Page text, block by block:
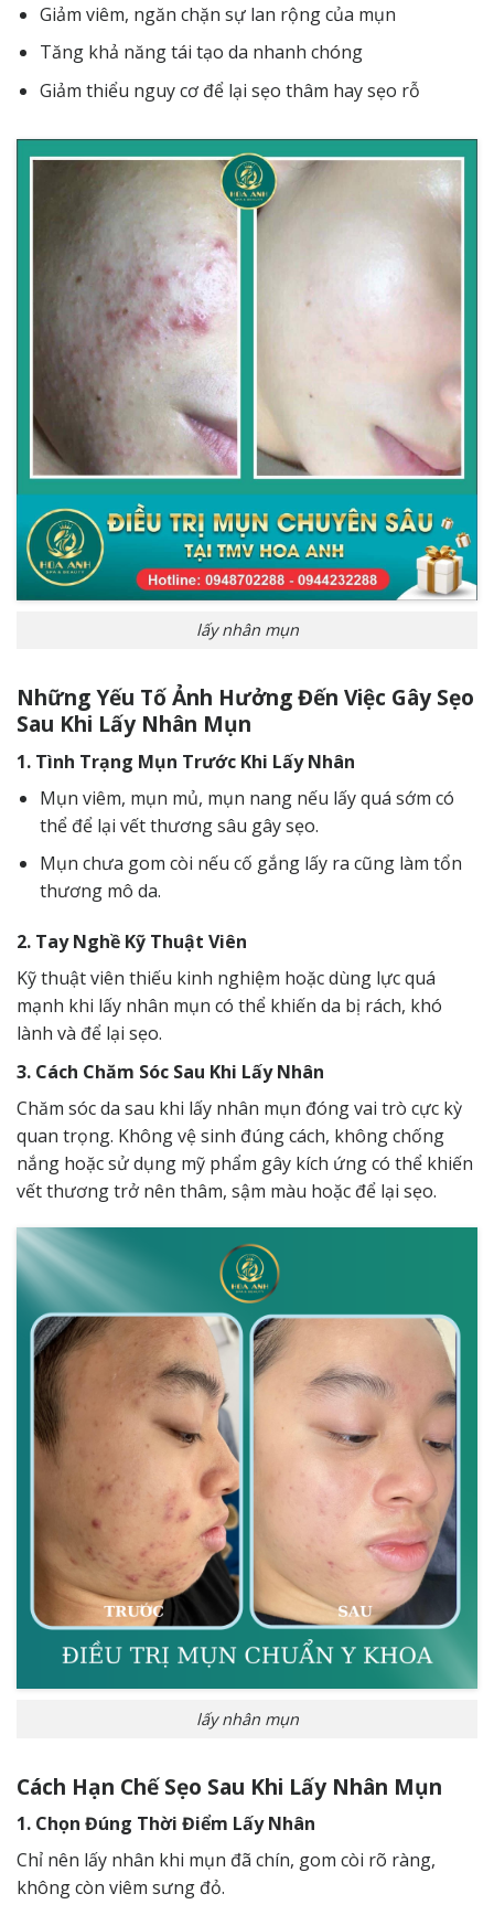
Giảm viêm, ngăn chặn sự lan rộng của mụn
Tăng khả năng tái tạo da nhanh chóng
Giảm thiểu nguy cơ để lại sẹo thâm hay sẹo rỗ
lấy nhân mụn
Những Yếu Tố Ảnh Hưởng Đến Việc Gây Sẹo
Sau Khi Lấy Nhân Mụn
1. Tình Trạng Mụn Trước Khi Lấy Nhân
Mụn viêm, mụn mủ, mụn nang nếu lấy quá sớm có
thể để lại vết thương sâu gây sẹo.
Mụn chưa gom còi nếu cố gắng lấy ra cũng làm tổn
thương mô da.
2. Tay Nghề Kỹ Thuật Viên
Kỹ thuật viên thiếu kinh nghiệm hoặc dùng lực quá
mạnh khi lấy nhân mụn có thể khiến da bị rách, khó
lành và để lại sẹo.
3. Cách Chăm Sóc Sau Khi Lấy Nhân
Chăm sóc da sau khi lấy nhân mụn đóng vai trò cực kỳ
quan trọng. Không vệ sinh đúng cách, không chống
nắng hoặc sử dụng mỹ phẩm gây kích ứng có thể khiến
vết thương trở nên thâm, sậm màu hoặc để lại sẹo.
lấy nhân mụn
Cách Hạn Chế Sẹo Sau Khi Lấy Nhân Mụn
1. Chọn Đúng Thời Điểm Lấy Nhân
Chỉ nên lấy nhân khi mụn đã chín, gom còi rõ ràng,
không còn viêm sưng đỏ.